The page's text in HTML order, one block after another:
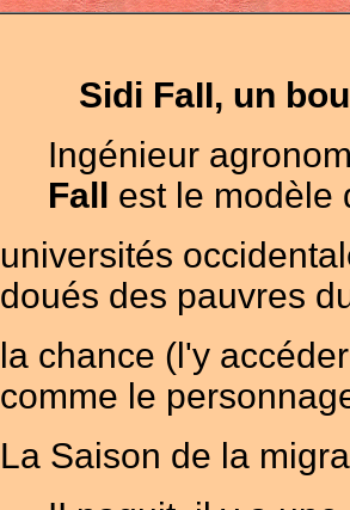
Sidi FaII, un
Ingénieur
Fall est le modèle
universités
doués des pauvres
la chance (l'y
comme le
La Saison de la